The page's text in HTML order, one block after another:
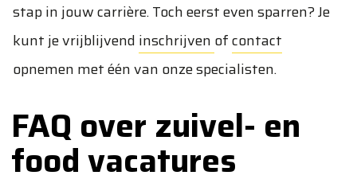
stap in jouw carrière. Toch eerst even sparren? Je
kunt je vrijblijvend inschrijven ofcontact
opnemen met één van onze specialisten.
FAQ over zuivel- en
food vacatures